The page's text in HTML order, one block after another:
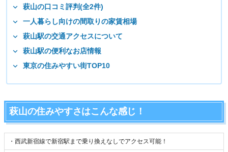
萩山の口コミ評判(全2件)
一人暮らし向けの間取りの家賃相場
萩山駅の交通アクセスについて
萩山駅の便利なお店情報
東京の住みやすい街TOP10
萩山の住みやすさはこんな感じ！
・西武新宿線で新宿駅まで乗り換えなしでアクセス可能！